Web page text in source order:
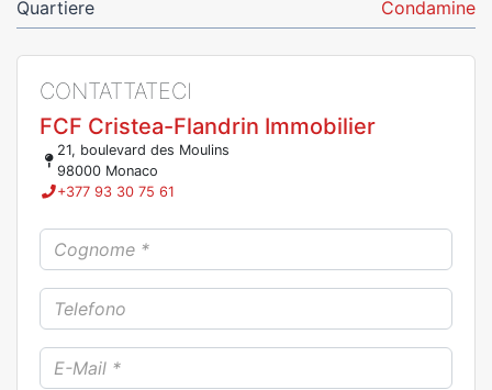
Quartiere
Condamine
CONTATTATECI
FCF Cristea-Flandrin Immobilier
21, boulevard des Moulins
98000 Monaco
+377 93 30 75 61